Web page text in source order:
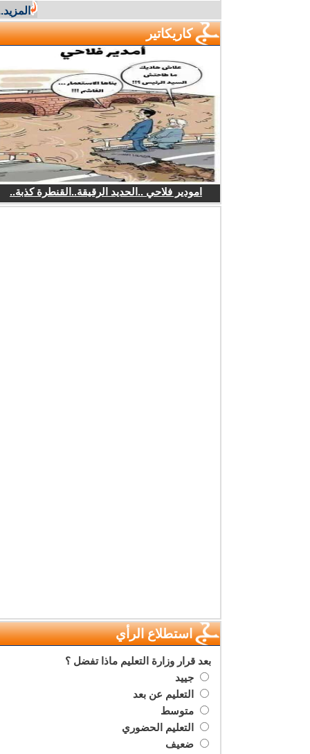
المزيد...
كاريكاتير
امودير فلاحي ..الحديد الرقيقة..القنطرة كذبة..
استطلاع الرأي
بعد قرار وزارة التعليم ماذا تفضل ؟
جييد
التعليم عن بعد
متوسط
التعليم الحضوري
ضعيف